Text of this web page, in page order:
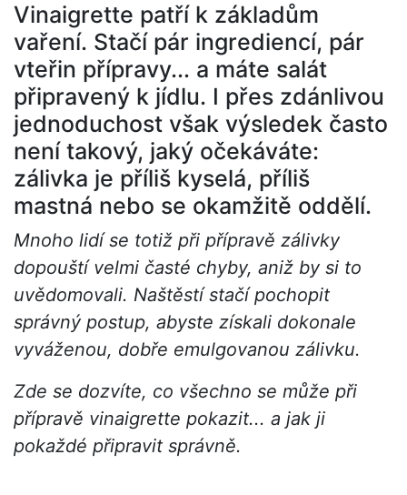
Vinaigrette patří k základům
vaření. Stačí pár ingrediencí, pár
vteřin přípravy... a máte salát
připravený k jídlu. I přes zdánlivou
jednoduchost však výsledek často
není takový, jaký očekáváte:
zálivka je příliš kyselá, příliš
mastná nebo se okamžitě oddělí.
Mnoho lidí se totiž při přípravě zálivky
dopouští velmi časté chyby, aniž by si to
uvědomovali. Naštěstí stačí pochopit
správný postup, abyste získali dokonale
vyváženou, dobře emulgovanou zálivku.
Zde se dozvíte, co všechno se může při
přípravě vinaigrette pokazit... a jak ji
pokaždé připravit správně.